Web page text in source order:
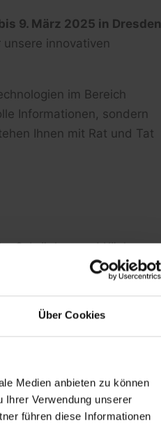
Über Cookies
Medien anbieten zu können
Ihrer Verwendung unserer
führen diese Informationen
9. März 2025 in Dresden
innovativen
im Bereich
Informationen, sondern
Ihnen mit Rat und Tat
Schränken und Küchen
unter Verwendung von
(CNC). Bei
des Geländers, der
Treppen, Türen und